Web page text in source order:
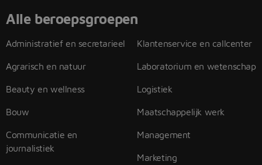
Alle beroepsgroepen
Administratief en secretarieel
Agrarisch en natuur
Beauty en wellness
Bouw
Communicatie en
journalistiek
Klantenservice en callcenter
Laboratorium en wetenschap
Logistiek
Maatschappelijk werk
Management
Marketing